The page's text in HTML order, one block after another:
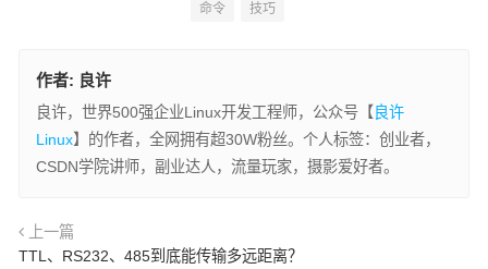
命令 技巧
作者: 良许
良许，世界500强企业Linux开发工程师，公众号【 良许
Linux】的作者，全网拥有超30W粉丝。个人标签：创业者，
CSDN学院讲师，副业达人，流量玩家，摄影爱好者。
上一篇
TTL、RS232、485到底能传输多远距离？